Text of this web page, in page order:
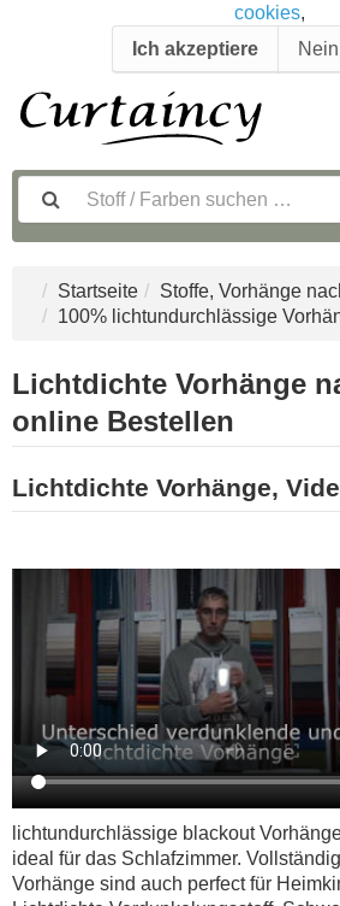
cookies,
Ich akzeptiere
Startseite
Stoffe, Vorhänge
100% lichtundurchlässige
Lichtdichte Vorhänge
online Bestellen
Lichtdichte Vorhänge,
lichtundurchlässige blackout
ideal für das Schlafzimmer.
Vorhänge sind auch perfect für